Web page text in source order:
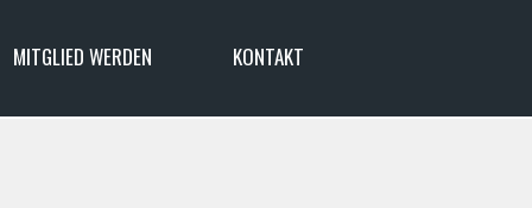
MITGLIED WERDEN KONTAKT